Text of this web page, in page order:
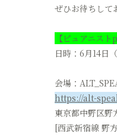
ぜひお待ちして
【ピュアニス
日時：6月14日
会場：
https://alt-
東京都中野区野
[西武新宿線 野